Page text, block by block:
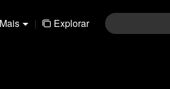
Mais | Explorar